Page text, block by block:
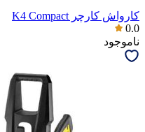
کارواش کارچر K4 Compact
0.0
ناموجود